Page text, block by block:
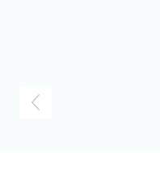
Previous